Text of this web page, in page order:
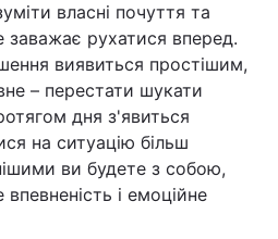
власні почуття та
заважає рухатися вперед.
виявиться простішим,
– перестати шукати
дня з'явиться
на ситуацію більш
ви будете з собою,
і емоційне